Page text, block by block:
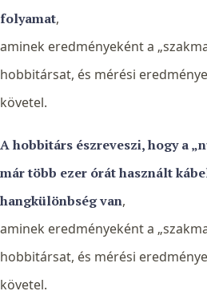
folyamat,
aminek eredményeként a
hobbitársat, és mérési
követel.
A hobbitárs észreveszi, hogy a
már több ezer órát használt
hangkülönbség van,
aminek eredményeként a
hobbitársat, és mérési
követel.